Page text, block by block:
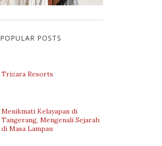
POPULAR POSTS
Trizara Resorts
Menikmati Kelayapan di
Tangerang, Mengenali Sejarah
di Masa Lampau